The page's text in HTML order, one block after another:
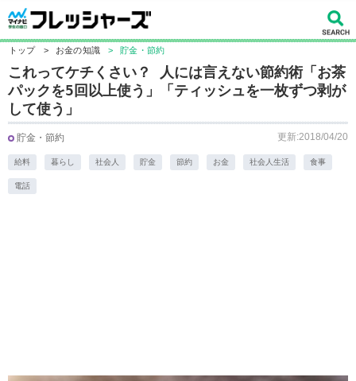
トップ > お金の知識 > 貯金・節約
これってケチくさい？ 人には言えない節約術「お茶
パックを5回以上使う」「ティッシュを一枚ずつ剥が
して使う」
貯金・節約 更新:2018/04/20
給料 暮らし 社会人 貯金 節約 お金 社会人生活 食事
電話